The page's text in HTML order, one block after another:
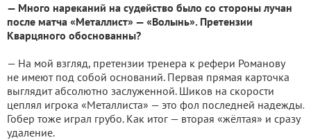
— Много нареканий на судейство было со стороны лучан
после матча «Металлист» — «Волынь». Претензии
Кварцяного обоснованны?
— На мой взгляд, претензии тренера к рефери Романову
не имеют под собой оснований. Первая прямая карточка
выглядит абсолютно заслуженной. Шиков на скорости
цеплял игрока «Металлиста» — это фол последней надежды.
Гобер тоже играл грубо. Как итог — вторая «жёлтая» и сразу
удаление.